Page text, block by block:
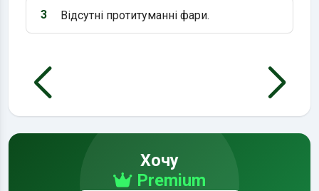
Варіант 3:
3 Відсутні протитуманні фари.
Хочу
Premium